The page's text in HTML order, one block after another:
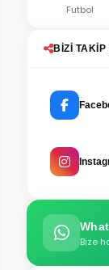
Futbol
BIZI TAKIP
Bize